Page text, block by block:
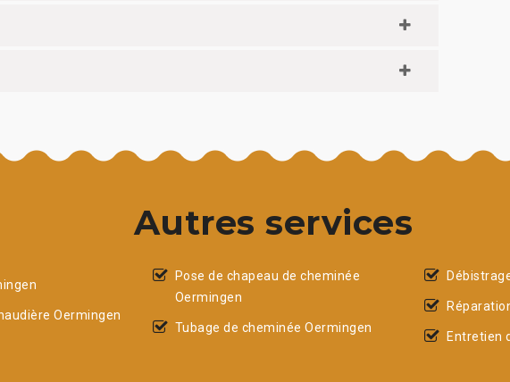
Autres services
Oermingen
Pose de chapeau de cheminée
Oermingen
Tubage de cheminée Oermingen
Entretien